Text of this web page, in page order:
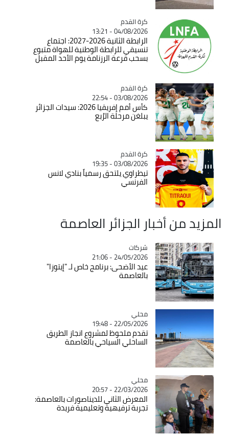
Catégorie
كرة القدم
04/08/2026 - 13:21
الرابطة الثانية 2026-2027: اجتماع
تنسيقي للرابطة الوطنية للهواة متبوع
بسحب قرعة الرزنامة يوم الأحد المقبل
Catégorie
كرة القدم
03/08/2026 - 22:54
كأس أمم إفريقيا 2026: سيدات الجزائر
يبلغن مرحلة الرُبع
Catégorie
كرة القدم
03/08/2026 - 19:35
تيطراوي يلتحق رسمياً بنادي لانس
الفرنسي
المزيد من أخبار الجزائر العاصمة
Catégorie
شركات
24/05/2026 - 21:06
عيد الأضحى: برنامج خاص لـ "إيتوزا"
بالعاصمة
Catégorie
محلي
22/05/2026 - 19:48
تقدم ملحوظ لمشروع انجاز الطريق
الساحلي السياحي بالعاصمة
Catégorie
محلي
22/03/2026 - 20:57
المعرض الثاني للديناصورات بالعاصمة:
تجربة ترفيهية وتعليمية فريدة